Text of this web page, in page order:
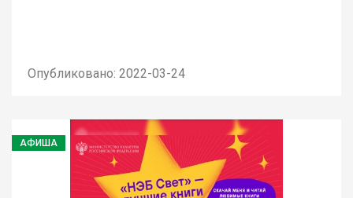
Опубликовано: 2022-03-24
АФИША